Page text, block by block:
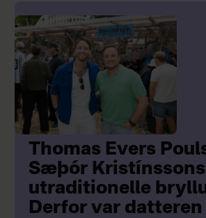
Thomas Evers
Sæþór Kristínssons
utraditionelle
Derfor var datteren